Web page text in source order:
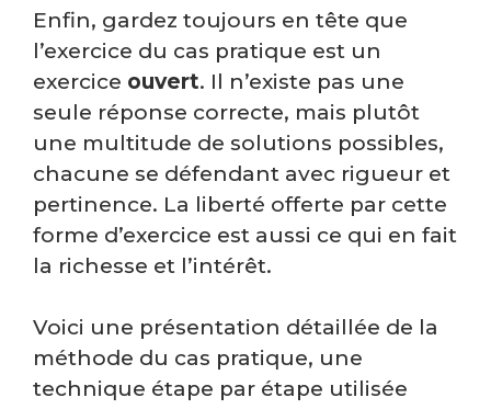
Enfin, gardez toujours en tête que
l’exercice du cas pratique est un
exercice ouvert. Il n’existe pas une
seule réponse correcte, mais plutôt
une multitude de solutions possibles,
chacune se défendant avec rigueur et
pertinence. La liberté offerte par cette
forme d’exercice est aussi ce qui en fait
la richesse et l’intérêt.
Voici une présentation détaillée de la
méthode du cas pratique, une
technique étape par étape utilisée